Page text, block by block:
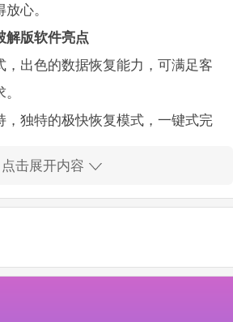
心。
解版软件亮点
出色的数据恢复能力，可满足客
独特的极快恢复模式，一键式完
设备完全兼容，效果惊人，并且
损坏手机。
版软件优势
复服务，支持您的手机系统维
件不会丢失或泄漏，并且所有
点击展开内容